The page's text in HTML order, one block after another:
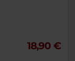
18,90 €